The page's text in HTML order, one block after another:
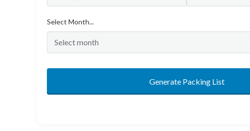
Select Month...
Generate Packing List